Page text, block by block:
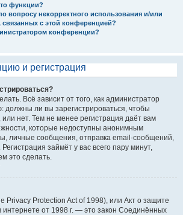
функции?
вопросу некорректного использования и/или
с этой конференцией?
конференции?
и регистрация
Всё зависит от того, как администратор
должны ли вы зарегистрироваться, чтобы
нет. Тем не менее регистрация даёт вам
которые недоступны анонимным
личные сообщения, отправка email-сообщений,
Регистрация займёт у вас всего пару минут,
это сделать.
Privacy Protection Act of 1998), или Акт о защите
интернете от 1998 г. — это закон Соединённых